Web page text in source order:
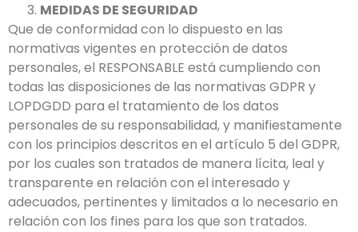
MEDIDAS DE SEGURIDAD
Que de conformidad con lo dispuesto en las
normativas vigentes en protección de datos
personales, el RESPONSABLE está cumpliendo con
todas las disposiciones de las normativas GDPR y
LOPDGDD para el tratamiento de los datos
personales de su responsabilidad, y manifiestamente
con los principios descritos en el artículo 5 del GDPR,
por los cuales son tratados de manera lícita, leal y
transparente en relación con el interesado y
adecuados, pertinentes y limitados a lo necesario en
relación con los fines para los que son tratados.